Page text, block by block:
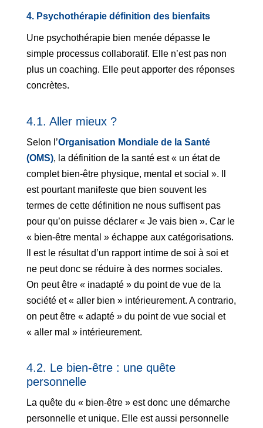
4. Psychothérapie définition des bienfaits
Une psychothérapie bien menée dépasse le
simple processus collaboratif. Elle n’est pas non
plus un coaching. Elle peut apporter des réponses
concrètes.
4.1. Aller mieux ?
Selon l’Organisation Mondiale de la Santé
(OMS), la définition de la santé est « un état de
complet bien-être physique, mental et social ». Il
est pourtant manifeste que bien souvent les
termes de cette définition ne nous suffisent pas
pour qu’on puisse déclarer « Je vais bien ». Car le
« bien-être mental » échappe aux catégorisations.
Il est le résultat d’un rapport intime de soi à soi et
ne peut donc se réduire à des normes sociales.
On peut être « inadapté » du point de vue de la
société et « aller bien » intérieurement. A contrario,
on peut être « adapté » du point de vue social et
« aller mal » intérieurement.
4.2. Le bien-être : une quête
personnelle
La quête du « bien-être » est donc une démarche
personnelle et unique. Elle est aussi personnelle